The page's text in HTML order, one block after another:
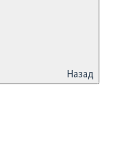
Назад